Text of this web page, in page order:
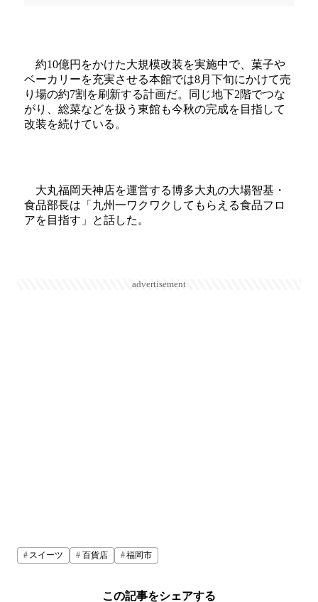
約10億円をかけた大規模改装を実施中で、菓子や
ベーカリーを充実させる本館では8月下旬にかけて売
り場の約7割を刷新する計画だ。同じ地下2階でつな
がり、総菜などを扱う東館も今秋の完成を目指して
改装を続けている。
大丸福岡天神店を運営する博多大丸の大場智基・
食品部長は「九州一ワクワクしてもらえる食品フロ
アを目指す」と話した。
advertisement
スイーツ 百貨店 福岡市
この記事をシェアする